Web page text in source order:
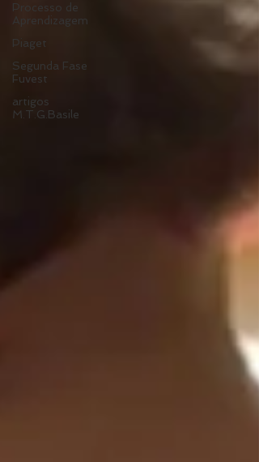
Processo de
Aprendizagem
Piaget
Segunda Fase
Fuvest
artigos
M.T.G.Basile